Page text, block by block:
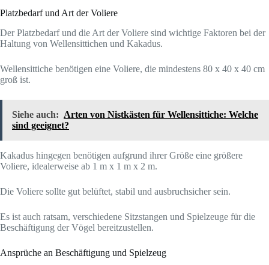
Platzbedarf und Art der Voliere
Der Platzbedarf und die Art der Voliere sind wichtige Faktoren bei der
Haltung von Wellensittichen und Kakadus.
Wellensittiche benötigen eine Voliere, die mindestens 80 x 40 x 40 cm
groß ist.
Siehe auch: Arten von Nistkästen für Wellensittiche: Welche
sind geeignet?
Kakadus hingegen benötigen aufgrund ihrer Größe eine größere
Voliere, idealerweise ab 1 m x 1 m x 2 m.
Die Voliere sollte gut belüftet, stabil und ausbruchsicher sein.
Es ist auch ratsam, verschiedene Sitzstangen und Spielzeuge für die
Beschäftigung der Vögel bereitzustellen.
Ansprüche an Beschäftigung und Spielzeug